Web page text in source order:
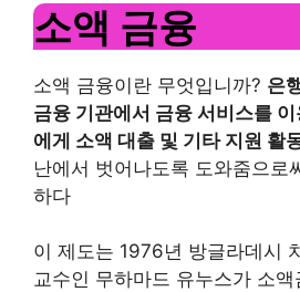
소액 금융
소액 금융이란 무엇입니까? 은
금융 기관에서 금융 서비스를
에게 소액 대출 및 기타 지원 활
난에서 벗어나도록 도와줌으로
하다
이 제도는 1976년 방글라데시
교수인 무하마드 유누스가 소